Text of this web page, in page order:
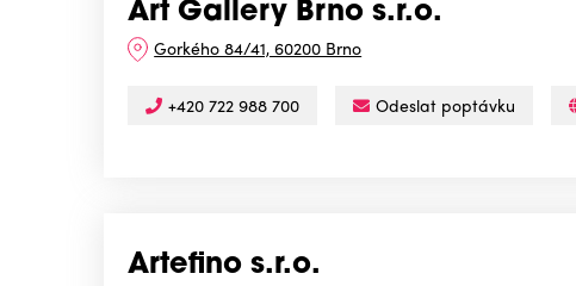
Art Gallery Brno s.r.o.
Gorkého 84/41, 60200 Brno
+420 722 988 700 Odeslat poptávku
Artefino s.r.o.